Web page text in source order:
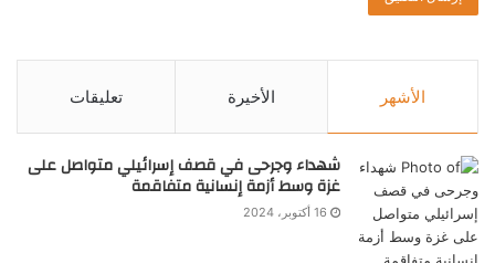
الأشهر الأخيرة تعليقات
شهداء وجرحى في قصف إسرائيلي متواصل على
غزة وسط أزمة إنسانية متفاقمة
16 أكتوبر، 2024